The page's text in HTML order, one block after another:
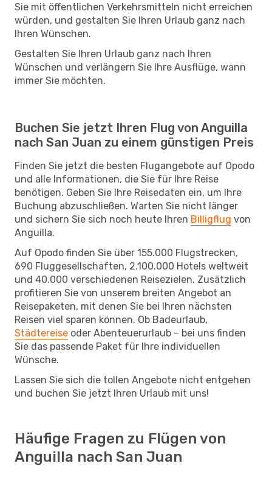
Sie mit öffentlichen Verkehrsmitteln nicht erreichen
würden, und gestalten Sie Ihren Urlaub ganz nach
Ihren Wünschen.
Gestalten Sie Ihren Urlaub ganz nach Ihren
Wünschen und verlängern Sie Ihre Ausflüge, wann
immer Sie möchten.
Buchen Sie jetzt Ihren Flug von Anguilla
nach San Juan zu einem günstigen Preis
Finden Sie jetzt die besten Flugangebote auf Opodo
und alle Informationen, die Sie für Ihre Reise
benötigen. Geben Sie Ihre Reisedaten ein, um Ihre
Buchung abzuschließen. Warten Sie nicht länger
und sichern Sie sich noch heute Ihren Billigflug von
Anguilla.
Auf Opodo finden Sie über 155.000 Flugstrecken,
690 Fluggesellschaften, 2.100.000 Hotels weltweit
und 40.000 verschiedenen Reisezielen. Zusätzlich
profitieren Sie von unserem breiten Angebot an
Reisepaketen, mit denen Sie bei Ihren nächsten
Reisen viel sparen können. Ob Badeurlaub,
Städtereise oder Abenteuerurlaub – bei uns finden
Sie das passende Paket für Ihre individuellen
Wünsche.
Lassen Sie sich die tollen Angebote nicht entgehen
und buchen Sie jetzt Ihren Urlaub mit uns!
Häufige Fragen zu Flügen von
Anguilla nach San Juan